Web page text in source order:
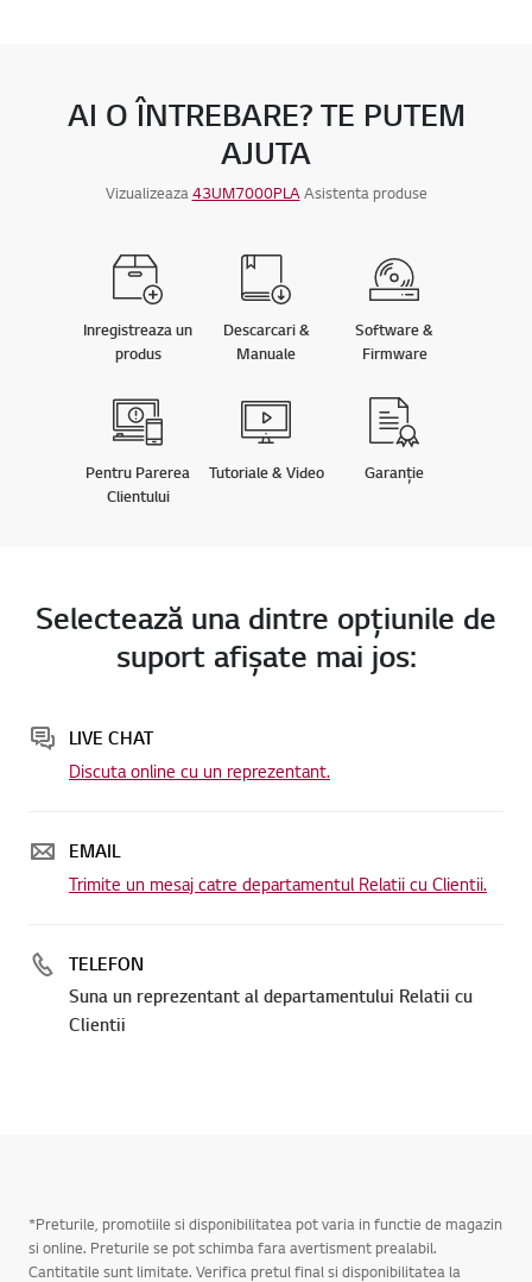
AI O ÎNTREBARE? TE PUTEM
AJUTA
Vizualizeaza43UM7000PLAAsistenta produse
Inregistreaza un
produs
Descarcari &
Manuale
Software &
Firmware
Pentru Parerea
Clientului
Tutoriale & Video Garanție
Selectează una dintre opţiunile de
suport afişate mai jos:
LIVE CHAT
Discuta online cu un reprezentant.
EMAIL
Trimite un mesaj catre departamentul Relatii cu Clientii.
TELEFON
Suna un reprezentant al departamentului Relatii cu
Clientii
*Preturile, promotiile si disponibilitatea pot varia in functie de magazin
si online. Preturile se pot schimba fara avertisment prealabil.
Cantitatile sunt limitate. Verifica pretul final si disponibilitatea la